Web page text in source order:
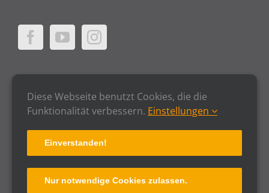
Diese Webseite benutzt Cookies, die die
Funktionalität verbessern. Einstellungen
Einverstanden!
Nur notwendige Cookies zulassen.